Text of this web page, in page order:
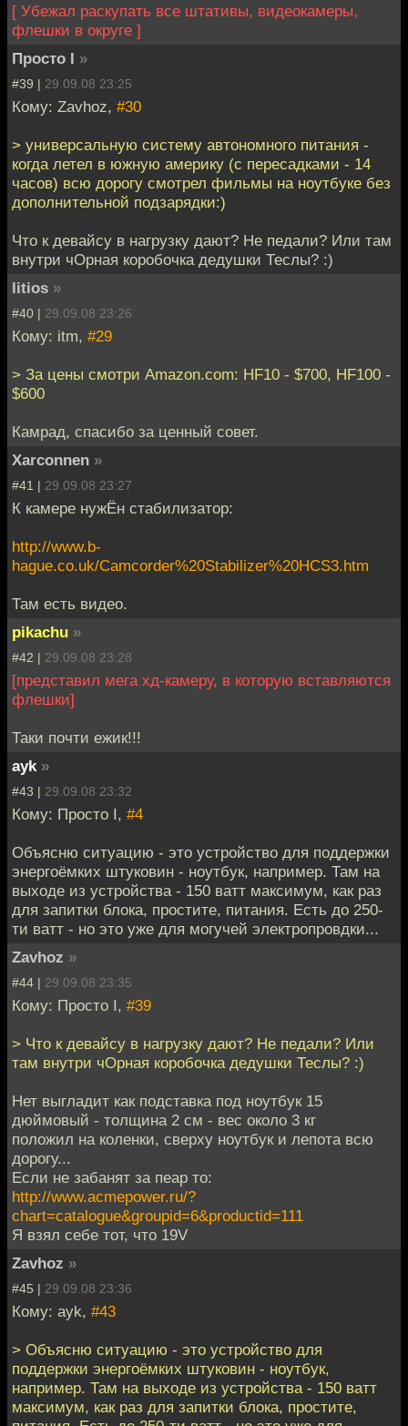
[ Убежал раскупать все штативы, видеокамеры,
флешки в округе ]
Просто I »
#39 | 29.09.08 23:25
Кому: Zavhoz, #30
> универсальную систему автономного питания -
когда летел в южную америку (с пересадками - 14
часов) всю дорогу смотрел фильмы на ноутбуке без
дополнительной подзарядки:)
Что к девайсу в нагрузку дают? Не педали? Или там
внутри чОрная коробочка дедушки Теслы? :)
litios »
#40 | 29.09.08 23:26
Кому: itm, #29
> За цены смотри Amazon.com: HF10 - $700, HF100 -
$600
Камрад, спасибо за ценный совет.
Xarconnen »
#41 | 29.09.08 23:27
К камере нужЁн стабилизатор:
http://www.b-
hague.co.uk/Camcorder%20Stabilizer%20HCS3.htm
Там есть видео.
pikachu »
#42 | 29.09.08 23:28
[представил мега хд-камеру, в которую вставляются
флешки]
Таки почти ежик!!!
ayk »
#43 | 29.09.08 23:32
Кому: Просто I, #4
Объясню ситуацию - это устройство для поддержки
энергоёмких штуковин - ноутбук, например. Там на
выходе из устройства - 150 ватт максимум, как раз
для запитки блока, простите, питания. Есть до 250-
ти ватт - но это уже для могучей электропровдки...
Zavhoz »
#44 | 29.09.08 23:35
Кому: Просто I, #39
> Что к девайсу в нагрузку дают? Не педали? Или
там внутри чОрная коробочка дедушки Теслы? :)
Нет выгладит как подставка под ноутбук 15
дюймовый - толщина 2 см - вес около 3 кг
положил на коленки, сверху ноутбук и лепота всю
дорогу...
Если не забанят за пеар то:
http://www.acmepower.ru/?
chart=catalogue&groupid=6&productid=111
Я взял себе тот, что 19V
Zavhoz »
#45 | 29.09.08 23:36
Кому: ayk, #43
> Объясню ситуацию - это устройство для
поддержки энергоёмких штуковин - ноутбук,
например. Там на выходе из устройства - 150 ватт
максимум, как раз для запитки блока, простите,